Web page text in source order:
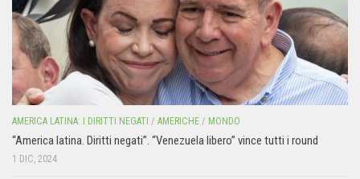
AMERICA LATINA: I DIRITTI NEGATI / AMERICHE / MONDO
“America latina. Diritti negati”. “Venezuela libero” vince tutti i round
1 DIC, 2024